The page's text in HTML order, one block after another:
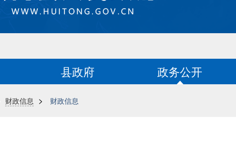
县政府 政务公开
财政信息 > 财政信息